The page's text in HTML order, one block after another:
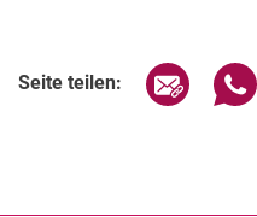
Seite teilen: Seite